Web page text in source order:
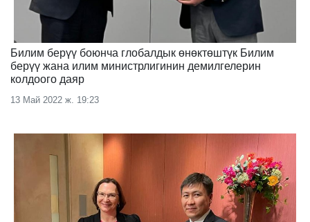
Билим берүү боюнча глобалдык өнөктөштүк Билим
берүү жана илим министрлигинин демилгелерин
колдоого даяр
13 Май 2022 ж. 19:23